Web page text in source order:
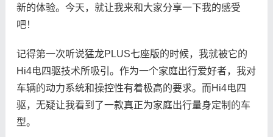
新的体验。今天，就让我来和大家分享一下我的感受
吧！
记得第一次听说猛龙PLUS七座版的时候，我就被它的
Hi4电四驱技术所吸引。作为一个家庭出行爱好者，我对
车辆的动力系统和操控性有着极高的要求。而Hi4电四
驱，无疑让我看到了一款真正为家庭出行量身定制的车
型。